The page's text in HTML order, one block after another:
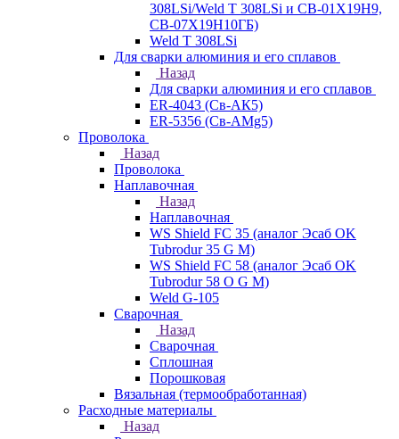
308LSi/Weld T 308LSi и СВ-01Х19Н9,
СВ-07Х19Н10ГБ)
Weld T 308LSi
Для сварки алюминия и его сплавов
Назад
Для сварки алюминия и его сплавов
ER-4043 (Св-АК5)
ER-5356 (Св-АМg5)
Проволока
Назад
Проволока
Наплавочная
Назад
Наплавочная
WS Shield FC 35 (аналог Эсаб OK
Tubrodur 35 G M)
WS Shield FC 58 (аналог Эсаб OK
Tubrodur 58 O G M)
Weld G-105
Сварочная
Назад
Сварочная
Сплошная
Порошковая
Вязальная (термообработанная)
Расходные материалы
Назад